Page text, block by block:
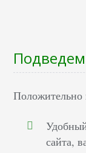
Положительно
сайта,